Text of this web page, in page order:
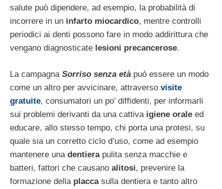
salute può dipendere, ad esempio, la probabilità di
incorrere in un infarto miocardico, mentre controlli
periodici ai denti possono fare in modo addirittura che
vengano diagnosticate lesioni precancerose.
La campagna Sorriso senza età può essere un modo
come un altro per avvicinare, attraverso visite
gratuite, consumatori un po’ diffidenti, per informarli
sui problemi derivanti da una cattiva igiene orale ed
educare, allo stesso tempo, chi porta una protesi, su
quale sia un corretto ciclo d’uso, come ad esempio
mantenere una dentierapulita senza macchie e
batteri, fattori che causano alitosi, prevenire la
formazione della placca sulla dentiera e tanto altro